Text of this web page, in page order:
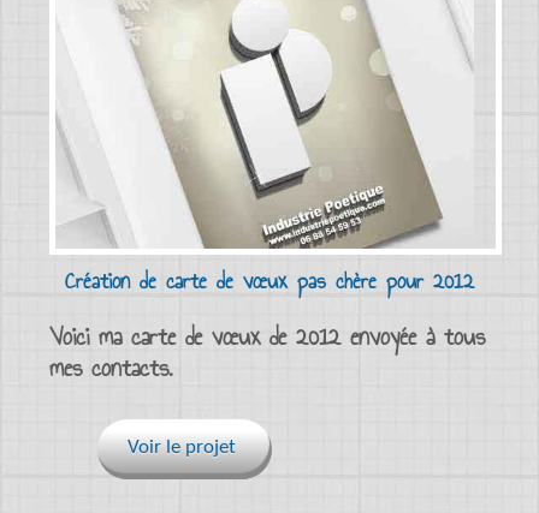
Création de carte de vœux pas chère pour 2012
Voici ma carte de vœux de 2012 envoyée à tous
mes contacts.
Voir le projet